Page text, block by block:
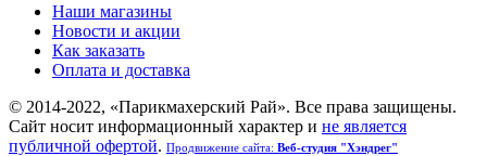
Наши магазины
Новости и акции
Как заказать
Оплата и доставка
© 2014-2022, «Парикмахерский Рай». Все права защищены.
Cайт носит информационный характер и не является
публичной офертой. Продвижение сайта: Веб-студия "Хэндрег"